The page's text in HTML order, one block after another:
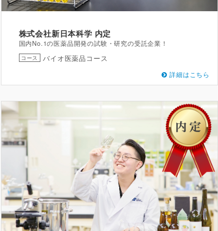
株式会社新日本科学 内定
国内No.1の医薬品開発の試験・研究の受託企業！
コース バイオ医薬品コース
詳細はこちら